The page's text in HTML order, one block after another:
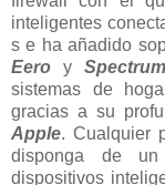
inteligentes
s e ha añadido
Eero y Spectrum
sistemas de
gracias a su
Apple. Cualquier
disponga de
dispositivos